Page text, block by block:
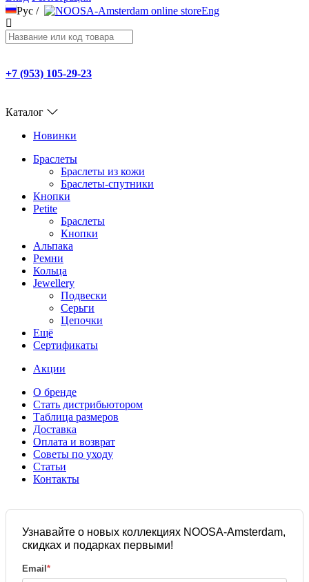
Рус / Eng
+7 (953) 105-29-23
Каталог
Новинки
Браслеты
Браслеты из кожи
Браслеты-спутники
Кнопки
Petite
Браслеты
Кнопки
Альпака
Ремни
Кольца
Jewellery
Подвески
Серьги
Цепочки
Ещё
Сертификаты
Акции
О бренде
Стать дистрибьютором
Таблица размеров
Доставка
Оплата и возврат
Советы по уходу
Статьи
Контакты
Узнавайте о новых коллекциях NOOSA-Amsterdam,
скидках и подарках первыми!
Email *